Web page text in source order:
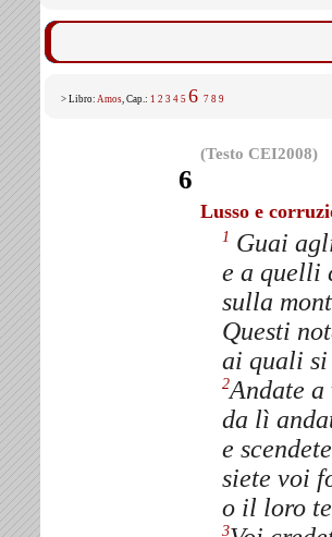
> Libro: Amos, Cap.: 1 2 3 4 5 6 7 8 9
(Testo CEI2008)
6
Lusso e
1 Guai
e a quelli
sulla
Questi
ai quali
2Andate
da lì
e
siete voi
o il loro
3